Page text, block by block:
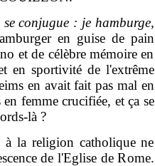
se conjugue : je hamburge,
en guise de pain
et de célèbre mémoire en
en sportivité de l'extrême
en avait fait pas mal en
femme crucifiée, et ça se
là ?
à la religion catholique ne
de l'Eglise de Rome.